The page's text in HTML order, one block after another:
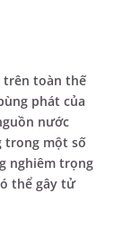
trên toàn thế
phát của
nước
trong một số
nghiêm trọng
thể gây tử